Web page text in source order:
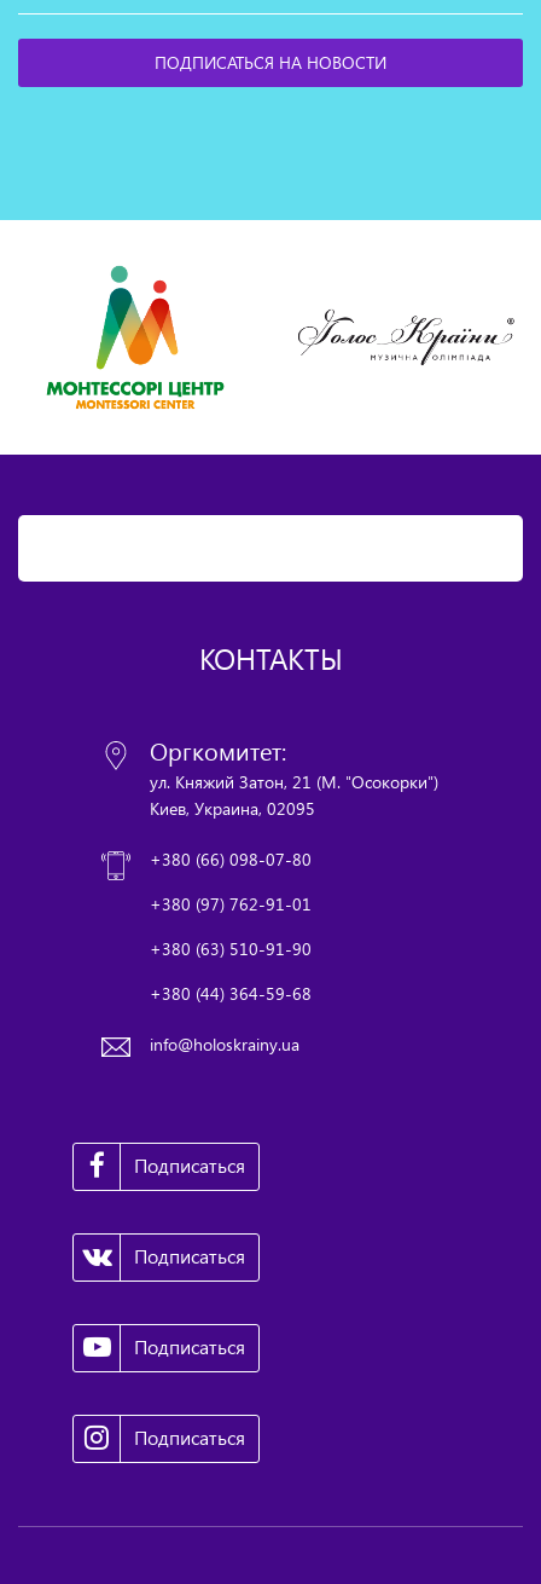
КОНТАКТЫ
Оргкомитет:
ул. Княжий Затон, 21 (М. "Осокорки")
Киев, Украина, 02095
+380 (66) 098-07-80
+380 (97) 762-91-01
+380 (63) 510-91-90
+380 (44) 364-59-68
info@holoskrainy.ua
Подписаться
Подписаться
Подписаться
Подписаться